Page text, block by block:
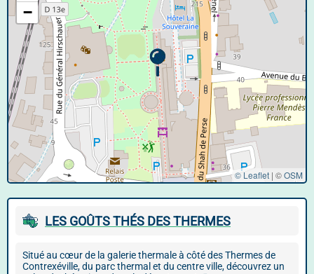
−
© Leaflet | ©OSM
LES GOÛTS THÉS DES THERMES
Situé au cœur de la galerie thermale à côté des Thermes de
Contrexéville, du parc thermal et du centre ville, découvrez un